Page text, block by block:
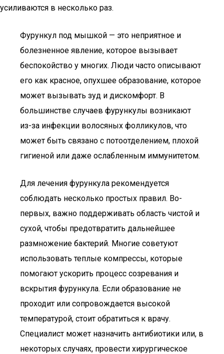
усиливаются в несколько раз.
Фурункул под мышкой — это неприятное и
болезненное явление, которое вызывает
беспокойство у многих. Люди часто описывают
его как красное, опухшее образование, которое
может вызывать зуд и дискомфорт. В
большинстве случаев фурункулы возникают
из-за инфекции волосяных фолликулов, что
может быть связано с потоотделением, плохой
гигиеной или даже ослабленным иммунитетом.
Для лечения фурункула рекомендуется
соблюдать несколько простых правил. Во-
первых, важно поддерживать область чистой и
сухой, чтобы предотвратить дальнейшее
размножение бактерий. Многие советуют
использовать теплые компрессы, которые
помогают ускорить процесс созревания и
вскрытия фурункула. Если образование не
проходит или сопровождается высокой
температурой, стоит обратиться к врачу.
Специалист может назначить антибиотики или, в
некоторых случаях, провести хирургическое